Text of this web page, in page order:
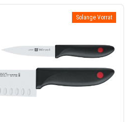
Solange Vorrat